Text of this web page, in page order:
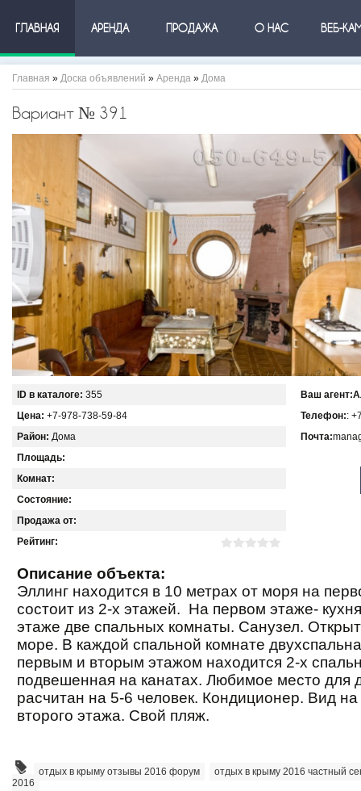
ГЛАВНАЯ АРЕНДА ПРОДАЖА О НАС ВЕБ-
Главная » Доска объявлений » Аренда » Дома
Вариант № 391
ID в каталоге: 355
Цена: +7-978-738-59-84
Район: Дома
Площадь:
Комнат:
Состояние:
Продажа от:
Рейтинг:
Ваш агент:
Телефон::
Почта:
Описание объекта:
Эллинг находится в 10 метрах от моря на
состоит из 2-х этажей. На первом этаже-
этаже две спальных комнаты. Санузел.
море. В каждой спальной комнате
первым и вторым этажом находится 2-х
подвешенная на канатах. Любимое место для
расчитан на 5-6 человек. Кондиционер. Вид
второго этажа. Свой пляж.
отдых в крыму отзывы 2016 форум
отдых в крыму 2016 частный
2016